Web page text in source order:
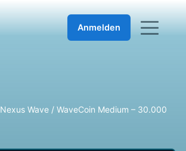
Anmelden
Nexus Wave/ WaveCoin Medium – 30.000